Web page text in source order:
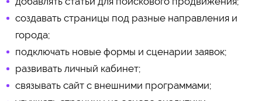
создавать страницы под разные направления и
города;
подключать новые формы и сценарии заявок;
развивать личный кабинет;
связывать сайт с внешними программами;